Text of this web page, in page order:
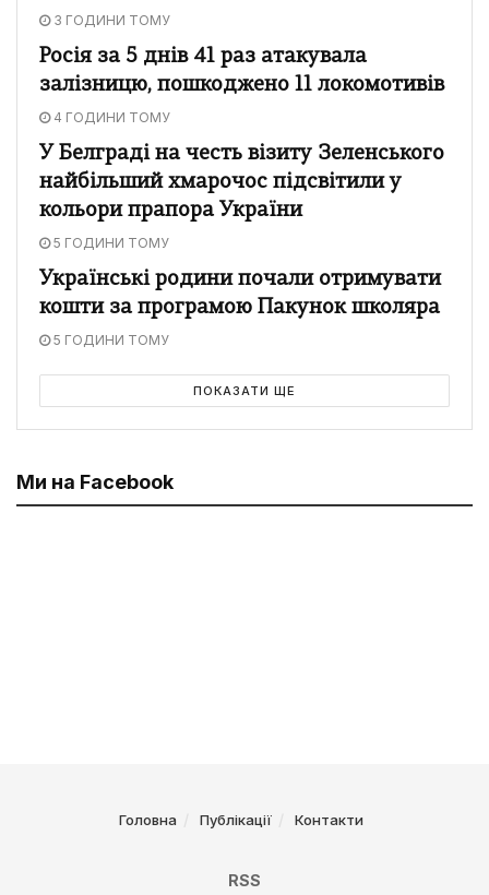
3 ГОДИНИ ТОМУ
Росія за 5 днів 41 раз атакувала
залізницю, пошкоджено 11 локомотивів
4 ГОДИНИ ТОМУ
У Белграді на честь візиту Зеленського
найбільший хмарочос підсвітили у
кольори прапора України
5 ГОДИНИ ТОМУ
Українські родини почали отримувати
кошти за програмою Пакунок школяра
5 ГОДИНИ ТОМУ
ПОКАЗАТИ ЩЕ
Ми на Facebook
Головна Публікації Контакти
RSS